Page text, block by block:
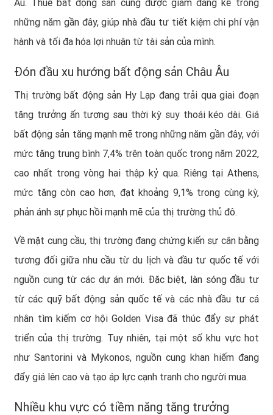
Âu. Thuế bất động sản cũng được giảm đáng kể trong
những năm gần đây, giúp nhà đầu tư tiết kiệm chi phí vận
hành và tối đa hóa lợi nhuận từ tài sản của mình.
Đón đầu xu hướng bất động sản Châu Âu
Thị trường bất động sản Hy Lạp đang trải qua giai đoạn
tăng trưởng ấn tượng sau thời kỳ suy thoái kéo dài. Giá
bất động sản tăng mạnh mẽ trong những năm gần đây, với
mức tăng trung bình 7,4% trên toàn quốc trong năm 2022,
cao nhất trong vòng hai thập kỷ qua. Riêng tại Athens,
mức tăng còn cao hơn, đạt khoảng 9,1% trong cùng kỳ,
phản ánh sự phục hồi mạnh mẽ của thị trường thủ đô.
Về mặt cung cầu, thị trường đang chứng kiến sự cân bằng
tương đối giữa nhu cầu từ du lịch và đầu tư quốc tế với
nguồn cung từ các dự án mới. Đặc biệt, làn sóng đầu tư
từ các quỹ bất động sản quốc tế và các nhà đầu tư cá
nhân tìm kiếm cơ hội Golden Visa đã thúc đẩy sự phát
triển của thị trường. Tuy nhiên, tại một số khu vực hot
như Santorini và Mykonos, nguồn cung khan hiếm đang
đẩy giá lên cao và tạo áp lực cạnh tranh cho người mua.
Nhiều khu vực có tiềm năng tăng trưởng